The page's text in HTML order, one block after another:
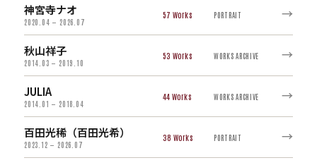
神宮寺ナオ
2020.04 — 2026.07
57 PORTRAIT →
秋山祥子
2014.03 — 2019.10
53 WORKS ARCHIVE →
JULIA
2014.01 — 2018.04
44 WORKS ARCHIVE →
百田光稀（百田光希）
2023.12 — 2026.07
38 PORTRAIT →